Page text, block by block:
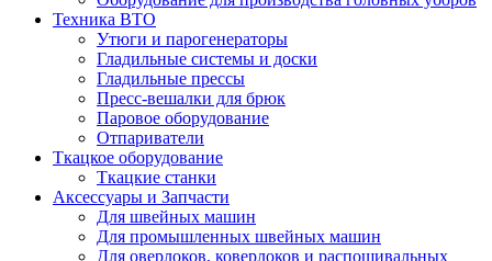
Техника ВТО
Утюги и парогенераторы
Гладильные системы и доски
Гладильные прессы
Пресс-вешалки для брюк
Паровое оборудование
Отпариватели
Ткацкое оборудование
Ткацкие станки
Аксессуары и Запчасти
Для швейных машин
Для промышленных швейных машин
Для оверлоков, коверлоков и распошивальных